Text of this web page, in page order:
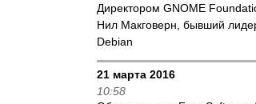
Директором GNOME
Нил Макговерн, бывший
Debian
21 марта 2016
10:58